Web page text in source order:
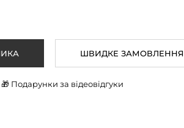
ШВИДКЕ ЗАМОВЛЕННЯ
🎁 Подарунки за відеовідгуки